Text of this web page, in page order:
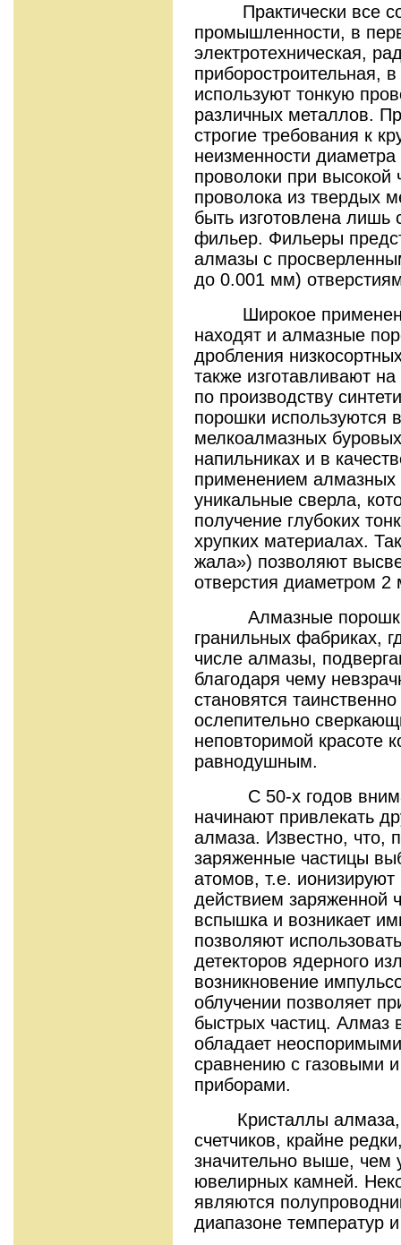
Практически все
промышленности, в
электротехническая,
приборостроительная,
используют тонкую
различных металлов.
строгие требования к
неизменности диаметра
проволоки при высокой
проволока из твердых
быть изготовлена
фильер. Фильеры
алмазы с
до 0.001 мм)
Широкое
находят и алмазные
дробления
также изготавливают
по производству
порошки используются
мелкоалмазных
напильниках и в
применением алмазных
уникальные сверла,
получение глубоких
хрупких материалах.
жала») позволяют
отверстия диаметром
Алмазные порошки
гранильных фабриках,
числе алмазы,
благодаря чему
становятся
ослепительно
неповторимой красоте
равнодушным.
С 50-х годов
начинают привлекать
алмаза. Известно, что,
заряженные частицы
атомов, т.е.
действием заряженной
вспышка и возникает
позволяют
детекторов ядерного
возникновение
облучении позволяет
быстрых частиц. Алмаз
обладает
сравнению с газовыми
приборами.
Кристаллы алмаза,
счетчиков, крайне
значительно выше, чем
ювелирных камней.
являются
диапазоне температур